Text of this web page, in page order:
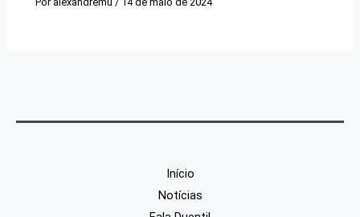
Início
Notícias